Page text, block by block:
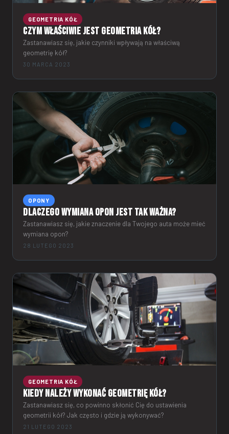
GEOMETRIA KÓŁ
Czym właściwie jest geometria kół?
Zastanawiasz się, jakie czynniki wpływają na właściwą
geometrię kół?
30 MARCA 2023
OPONY
Dlaczego wymiana opon jest tak ważna?
Zastanawiasz się, jakie znaczenie dla Twojego auta może mieć
wymiana opon?
28 LUTEGO 2023
GEOMETRIA KÓŁ
Kiedy należy wykonać geometrię kół?
Zastanawiasz się, co powinno skłonić Cię do ustawienia
geometrii kół? Jak często i gdzie ją wykonywać?
21 LUTEGO 2023